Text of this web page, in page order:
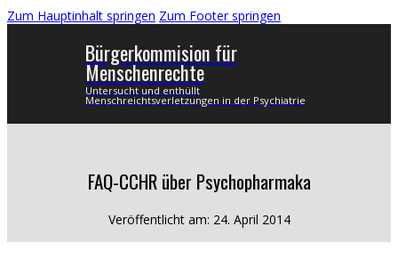
Zum Hauptinhalt springen Zum Footer springen
Bürgerkommision für
Menschenrechte
Untersucht und enthüllt
Menschreichtsverletzungen in der Psychiatrie
FAQ-CCHR über Psychopharmaka
Veröffentlicht am: 24. April 2014